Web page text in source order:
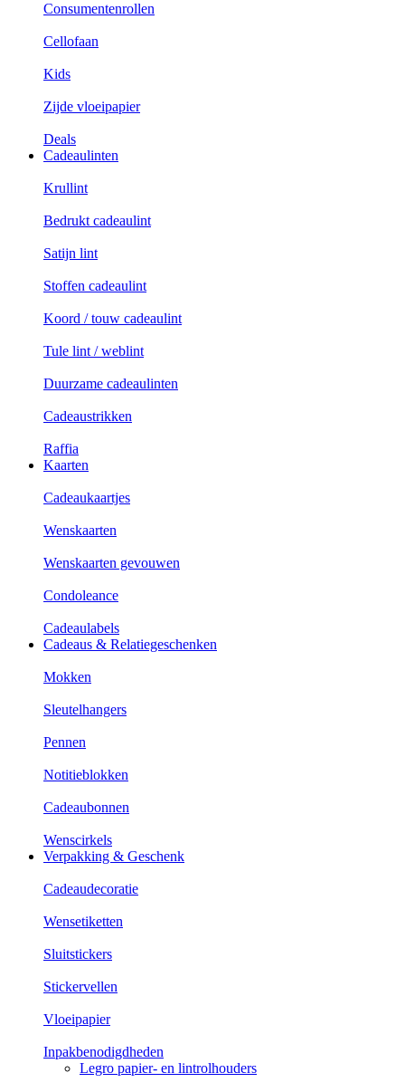
Consumentenrollen
Cellofaan
Kids
Zijde vloeipapier
Deals
Cadeaulinten
Krullint
Bedrukt cadeaulint
Satijn lint
Stoffen cadeaulint
Koord / touw cadeaulint
Tule lint / weblint
Duurzame cadeaulinten
Cadeaustrikken
Raffia
Kaarten
Cadeaukaartjes
Wenskaarten
Wenskaarten gevouwen
Condoleance
Cadeaulabels
Cadeaus & Relatiegeschenken
Mokken
Sleutelhangers
Pennen
Notitieblokken
Cadeaubonnen
Wenscirkels
Verpakking & Geschenk
Cadeaudecoratie
Wensetiketten
Sluitstickers
Stickervellen
Vloeipapier
Inpakbenodigdheden
Legro papier- en lintrolhouders